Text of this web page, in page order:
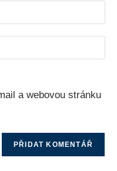
a webovou stránku